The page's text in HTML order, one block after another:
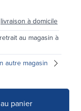
livraison à domicile
au magasin à
autre magasin
panier